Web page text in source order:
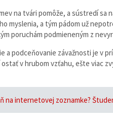
na tvári pomôže, a sústredí sa
myslenia, a tým pádom už
poruchám podmieneným z
a podceňovanie závažnosti je v
v hrubom vzťahu, ešte viac
na internetovej zoznamke?